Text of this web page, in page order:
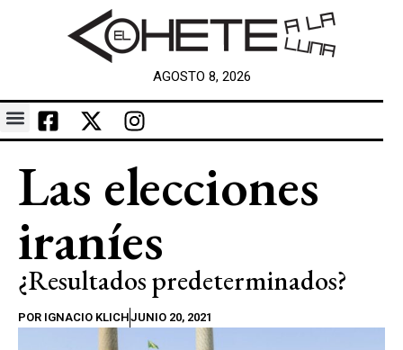
AGOSTO 8, 2026
Las elecciones
iraníes
¿Resultados predeterminados?
POR IGNACIO KLICHJUNIO 20, 2021